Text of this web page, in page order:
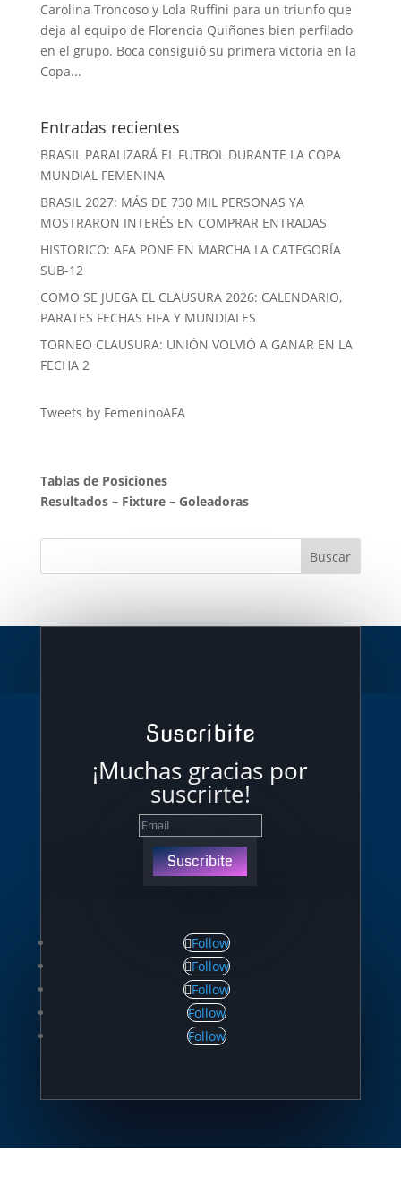
Carolina Troncoso y Lola Ruffini para un triunfo que
deja al equipo de Florencia Quiñones bien perfilado
en el grupo. Boca consiguió su primera victoria en la
Copa...
Entradas recientes
BRASIL PARALIZARÁ EL FUTBOL DURANTE LA COPA
MUNDIAL FEMENINA
BRASIL 2027: MÁS DE 730 MIL PERSONAS YA
MOSTRARON INTERÉS EN COMPRAR ENTRADAS
HISTORICO: AFA PONE EN MARCHA LA CATEGORÍA
SUB-12
COMO SE JUEGA EL CLAUSURA 2026: CALENDARIO,
PARATES FECHAS FIFA Y MUNDIALES
TORNEO CLAUSURA: UNIÓN VOLVIÓ A GANAR EN LA
FECHA 2
Tweets by FemeninoAFA
Tablas de Posiciones
Resultados– Fixture– Goleadoras
Suscribite
¡Muchas gracias por
suscrirte!
Suscribite
Follow
Follow
Follow
Follow
Follow